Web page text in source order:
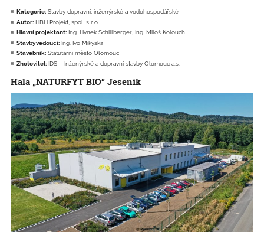
Kategorie: Stavby dopravní, inženýrské a vodohospodářské
Autor: HBH Projekt, spol. s r.o.
Hlavní projektant: Ing. Hynek Schillberger, Ing. Miloš Kolouch
Stavbyvedoucí: Ing. Ivo Mikýska
Stavebník: Statutární město Olomouc
Zhotovitel: IDS – Inženýrské a dopravní stavby Olomouc a.s.
Hala „NATURFYT BIO“ Jeseník